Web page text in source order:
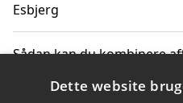
Esbjerg
Sådan kan du kombinere
Dette website